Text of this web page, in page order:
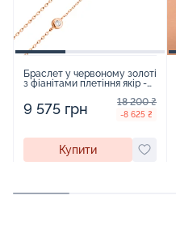
Браслет у червоному золоті
з фіанітами плетіння якір -
9 575 грн 18 200 ₴
-8 625 ₴
Купити